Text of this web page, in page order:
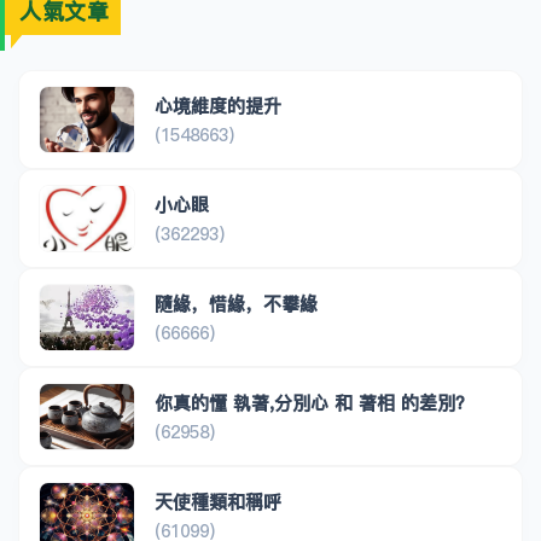
人氣文章
心境維度的提升
(1548663)
小心眼
(362293)
隨緣，惜緣，不攀緣
(66666)
你真的懂 執著,分別心 和 著相 的差別？
(62958)
天使種類和稱呼
(61099)